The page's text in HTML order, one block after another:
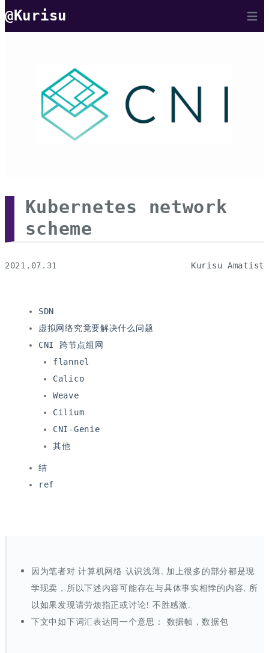
@Kurisu
Kubernetes network
scheme
2021.07.31 Kurisu Amatist
SDN
虚拟网络究竟要解决什么问题
CNI 跨节点组网
flannel
Calico
Weave
Cilium
CNI-Genie
其他
结
ref
因为笔者对 计算机网络 认识浅薄, 加上很多的部分都是现
学现卖，所以下述内容可能存在与具体事实相悖的内容, 所
以如果发现请劳烦指正或讨论! 不胜感激.
下文中如下词汇表达同一个意思： 数据帧，数据包